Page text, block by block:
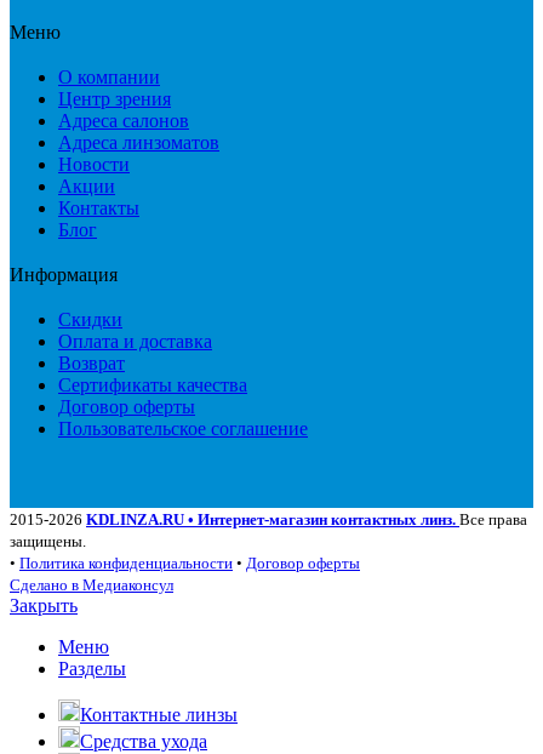
Меню
О компании
Центр зрения
Адреса салонов
Адреса линзоматов
Новости
Акции
Контакты
Блог
Информация
Скидки
Оплата и доставка
Возврат
Сертификаты качества
Договор оферты
Пользовательское соглашение
2015-2026 KDLINZA.RU • Интернет-магазин контактных линз. Все права
защищены.
• Политика конфиденциальности • Договор оферты
Сделано в Медиаконсул
Закрыть
Меню
Разделы
Контактные линзы
Средства ухода